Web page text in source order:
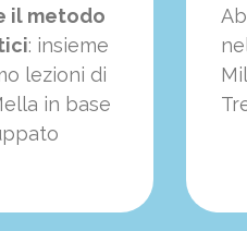
il metodo
: insieme
lezioni di
in base